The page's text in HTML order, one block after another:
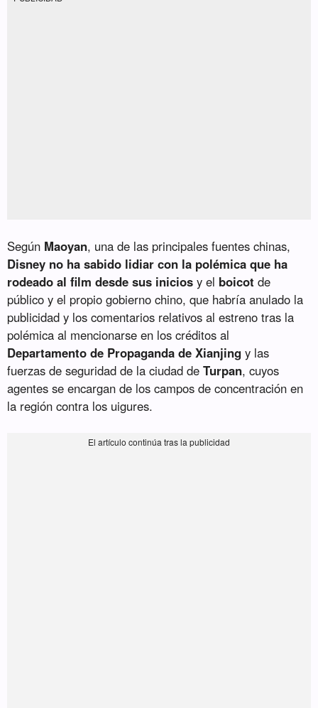
Según Maoyan, una de las principales fuentes chinas,
Disney no ha sabido lidiar con la polémica que ha
rodeado al film desde sus inicios y el boicot de
público y el propio gobierno chino, que habría anulado la
publicidad y los comentarios relativos al estreno tras la
polémica al mencionarse en los créditos al
Departamento de Propaganda de Xianjing y las
fuerzas de seguridad de la ciudad deTurpan, cuyos
agentes se encargan de los campos de concentración en
la región contra los uigures.